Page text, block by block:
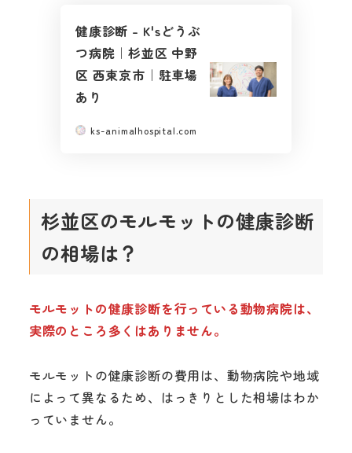
健康診断 – K'sどうぶ
つ病院｜杉並区 中野
区 西東京市｜駐車場
あり
ks-animalhospital.com
杉並区のモルモットの健康診断
の相場は？
モルモットの健康診断を行っている動物病院は、
実際のところ多くはありません。
モルモットの健康診断の費用は、動物病院や地域
によって異なるため、はっきりとした相場はわか
っていません。